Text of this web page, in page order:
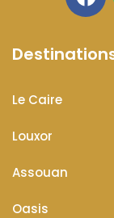
Le Caire
Louxor
Assouan
Oasis